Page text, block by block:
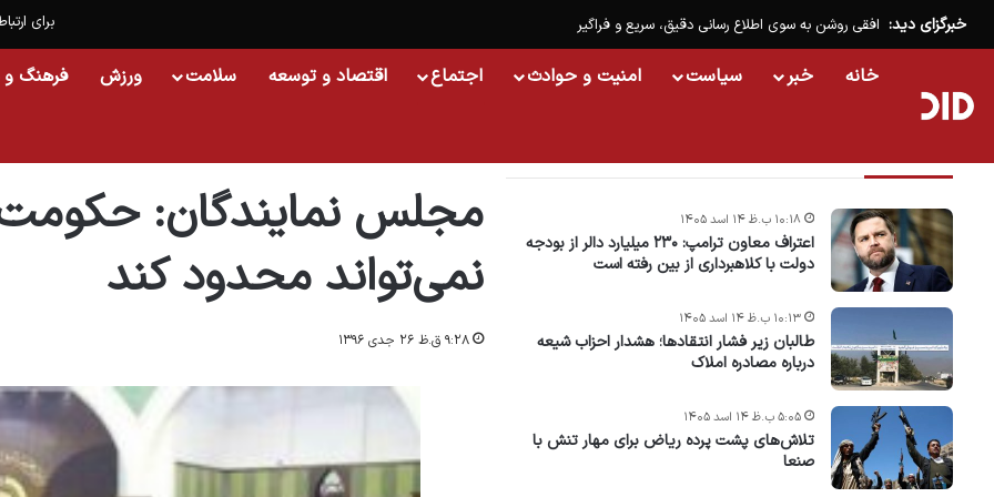
برای خبرگزای دید: افقی روشن به سوی اطلاع رسانی دقیق، سریع و فراگیر
خانه خبر سیاست امنیت و حوادث اجتماع اقتصاد و توسعه سلامت ورزش فرهنگ و
مجلس نمایندگان: حکومت
نمی‏‌تواند محدود کند
۹:۲۸ ق.ظ ۲۶ جدی ۱۳۹۶
اعتراف معاون ترامپ: ۲۳۰ میلیارد دالر از بودجه
دولت با کلاهبرداری از بین رفته است
۱۰:۱۸ ب.ظ ۱۴ اسد ۱۴۰۵
طالبان زیر فشار انتقادها؛ هشدار احزاب شیعه
درباره مصادره‌ املاک
۱۰:۱۳ ب.ظ ۱۴ اسد ۱۴۰۵
تلاش‌های پشت ‌پرده ریاض برای مهار تنش با
صنعا
۵:۰۵ ب.ظ ۱۴ اسد ۱۴۰۵